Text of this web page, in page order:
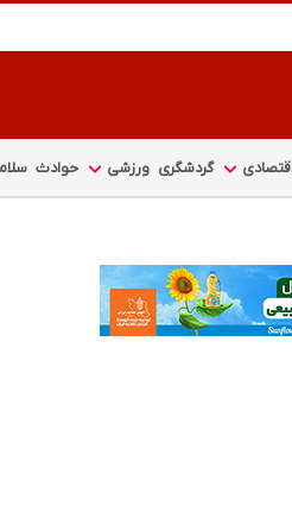
گردشگری ورزشی حوادث